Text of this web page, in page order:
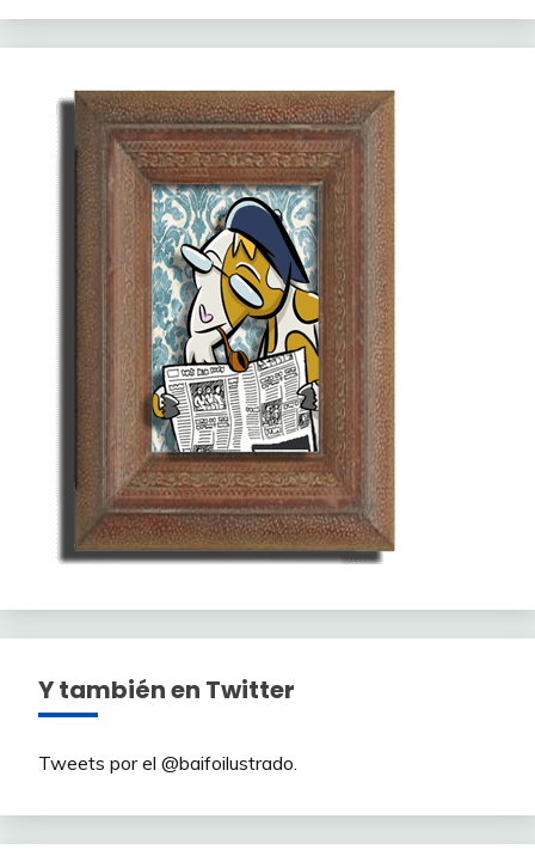
Y también en Twitter
Tweets por el @baifoilustrado.